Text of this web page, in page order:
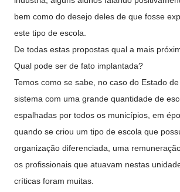
bem como do desejo deles de que fosse
este tipo de escola.
De todas estas propostas qual a mais
Qual pode ser de fato implantada?
Temos como se sabe, no caso do Estado
sistema com uma grande quantidade de
espalhadas por todos os municípios, em
quando se criou um tipo de escola que
organização diferenciada, uma
os profissionais que atuavam nestas
críticas foram muitas.